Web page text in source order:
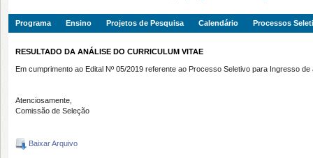
Programa Ensino Projetos de Pesquisa Calendário Processos
RESULTADO DA ANÁLISE DO CURRICULUM VITAE
Em cumprimento ao Edital Nº 05/2019 referente ao Processo Seletivo para Ingresso
Atenciosamente,
Comissão de Seleção
Baixar Arquivo